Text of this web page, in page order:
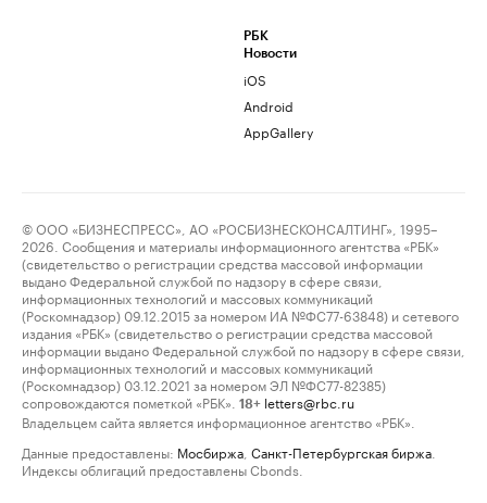
РБК
Новости
iOS
Android
AppGallery
© ООО «БИЗНЕСПРЕСС», АО «РОСБИЗНЕСКОНСАЛТИНГ», 1995–
2026. Сообщения и материалы информационного агентства «РБК»
(свидетельство о регистрации средства массовой информации
выдано Федеральной службой по надзору в сфере связи,
информационных технологий и массовых коммуникаций
(Роскомнадзор) 09.12.2015 за номером ИА №ФС77-63848) и сетевого
издания «РБК» (свидетельство о регистрации средства массовой
информации выдано Федеральной службой по надзору в сфере связи,
информационных технологий и массовых коммуникаций
(Роскомнадзор) 03.12.2021 за номером ЭЛ №ФС77-82385)
сопровождаются пометкой «РБК».
18+ letters@rbc.ru
Владельцем сайта является информационное агентство «РБК».
Данные предоставлены: Мосбиржа Санкт-Петербургская биржа
Индексы облигаций предоставлены Cbonds.